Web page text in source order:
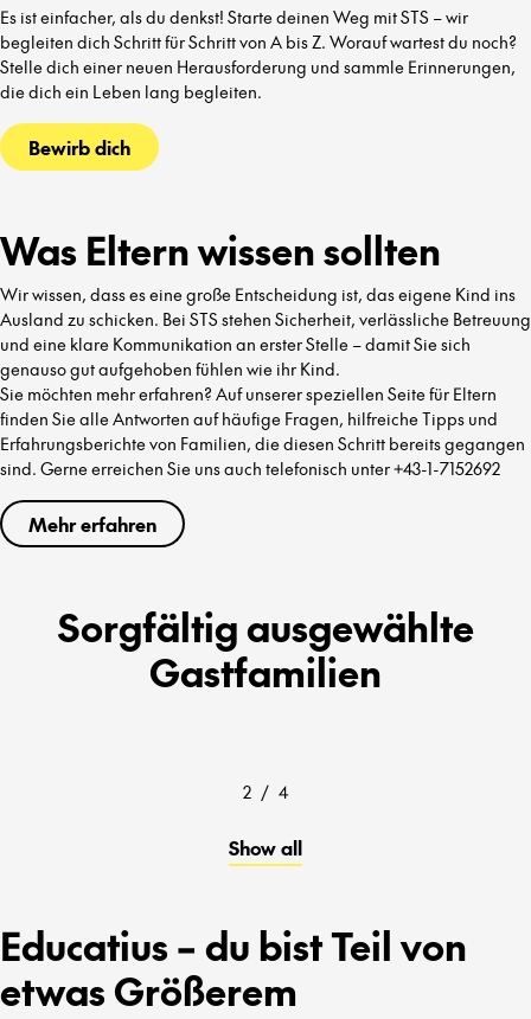
Es ist einfacher, als du denkst! Starte deinen Weg mit STS – wir
begleiten dich Schritt für Schritt von A bis Z. Worauf wartest du noch?
Stelle dich einer neuen Herausforderung und sammle Erinnerungen,
die dich ein Leben lang begleiten.
Bewirb dich
Was Eltern wissen sollten
Wir wissen, dass es eine große Entscheidung ist, das eigene Kind ins
Ausland zu schicken. Bei STS stehen Sicherheit, verlässliche Betreuung
und eine klare Kommunikation an erster Stelle – damit Sie sich
genauso gut aufgehoben fühlen wie ihr Kind.
Sie möchten mehr erfahren? Auf unserer speziellen Seite für Eltern
finden Sie alle Antworten auf häufige Fragen, hilfreiche Tipps und
Erfahrungsberichte von Familien, die diesen Schritt bereits gegangen
sind. Gerne erreichen Sie uns auch telefonisch unter +43-1-7152692
Mehr erfahren
Sorgfältig ausgewählte
Gastfamilien
2 / 4
Show all
Educatius – du bist Teil von
etwas Größerem